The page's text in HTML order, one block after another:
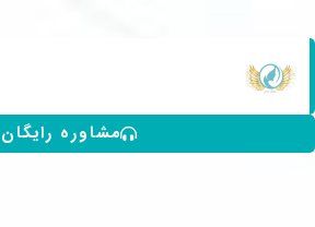
مشاوره رایگان